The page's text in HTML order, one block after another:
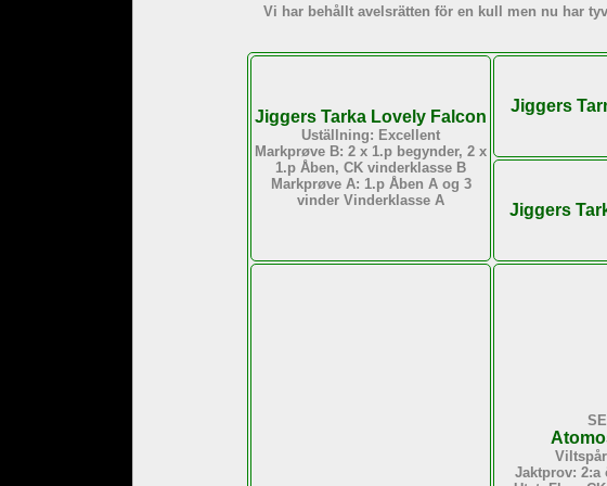
Vi har behållt avelsrätten för en kull men nu har
Jiggers Tarka Lovely Falcon
Uställning: Excellent
Markprøve B: 2 x 1.p begynder, 2 x
1.p Åben, CK vinderklasse B
Markprøve A: 1.p Åben A og 3
vinder Vinderklasse A
Jiggers
Jiggers
Jaktprov: 2:a